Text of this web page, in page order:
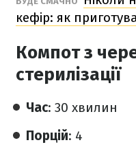
кефір: як
Компот з
стерилізації
Час: 30 хвилин
Порцій: 4